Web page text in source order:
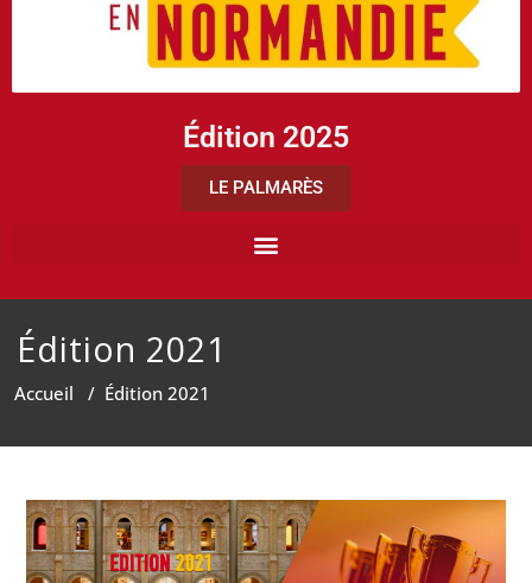
Édition 2025
LE PALMARÈS
Édition 2021
Accueil / Édition 2021